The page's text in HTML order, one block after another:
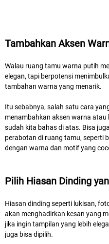
Tambahkan Aksen
Walau ruang tamu warna putih
elegan, tapi berpotensi
tambahan warna yang menarik.
Itu sebabnya, salah satu cara
menambahkan aksen warna
sudah kita bahas di atas. Bisa
perabotan di ruang tamu, seperti
dengan warna dan motif yang
Pilih Hiasan Dinding
Hiasan dinding seperti lukisan,
akan menghadirkan kesan yang
jika ingin tampilan yang lebih
juga bisa dipilih.